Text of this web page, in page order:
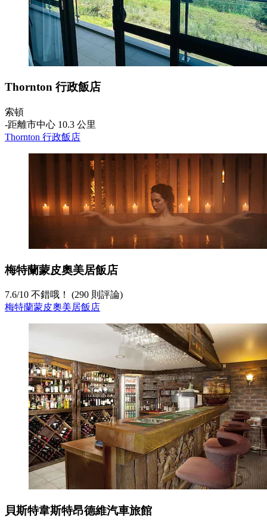
Thornton 行政飯店
索頓
‐距離市中心 10.3 公里
Thornton 行政飯店
梅特蘭蒙皮奧美居飯店
7.6/10 不錯哦！ (290 則評論)
梅特蘭蒙皮奧美居飯店
貝斯特韋斯特昂德維汽車旅館